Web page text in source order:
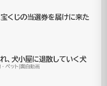
くじの当選券を届けに来た
、犬小屋に退散していく犬
ペット|面白動画